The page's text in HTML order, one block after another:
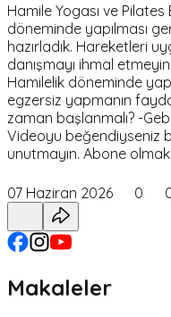
Hamile Yogası ve
döneminde yapılması
hazırladık. Hareketleri
danışmayı ihmal
Hamilelik döneminde
egzersiz yapmanın
zaman başlanmalı? -
Videoyu beğendiyseniz
unutmayın. Abone
07 Haziran 2026 0
Makaleler